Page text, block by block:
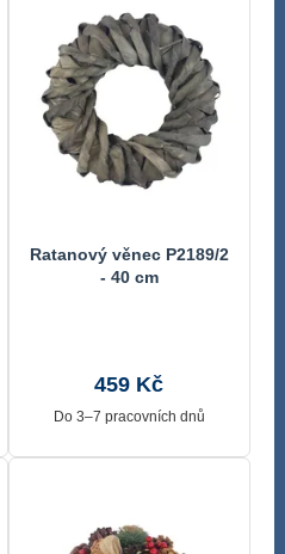
Ratanový věnec P2189/2
- 40 cm
459 Kč
Do 3–7 pracovních dnů